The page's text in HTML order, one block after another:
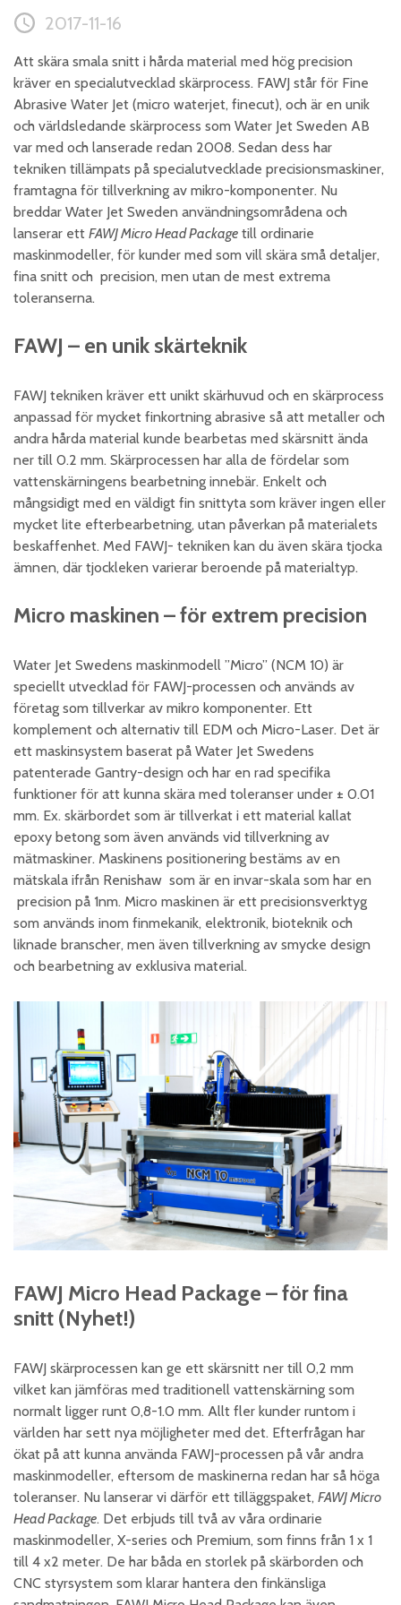
2017-11-16
Att skära smala snitt i hårda material med hög precision
kräver en specialutvecklad skärprocess. FAWJ står för Fine
Abrasive Water Jet (micro waterjet, finecut), och är en unik
och världsledande skärprocess som Water Jet Sweden AB
var med och lanserade redan 2008. Sedan dess har
tekniken tillämpats på specialutvecklade precisionsmaskiner,
framtagna för tillverkning av mikro-komponenter. Nu
breddar Water Jet Sweden användningsområdena och
lanserar ett FAWJ Micro Head Package till ordinarie
maskinmodeller, för kunder med som vill skära små detaljer,
fina snitt och precision, men utan de mest extrema
toleranserna.
FAWJ – en unik skärteknik
FAWJ tekniken kräver ett unikt skärhuvud och en skärprocess
anpassad för mycket finkortning abrasive så att metaller och
andra hårda material kunde bearbetas med skärsnitt ända
ner till 0.2 mm. Skärprocessen har alla de fördelar som
vattenskärningens bearbetning innebär. Enkelt och
mångsidigt med en väldigt fin snittyta som kräver ingen eller
mycket lite efterbearbetning, utan påverkan på materialets
beskaffenhet. Med FAWJ- tekniken kan du även skära tjocka
ämnen, där tjockleken varierar beroende på materialtyp.
Micro maskinen – för extrem precision
Water Jet Swedens maskinmodell ”Micro” (NCM 10) är
speciellt utvecklad för FAWJ-processen och används av
företag som tillverkar av mikro komponenter. Ett
komplement och alternativ till EDM och Micro-Laser. Det är
ett maskinsystem baserat på Water Jet Swedens
patenterade Gantry-design och har en rad specifika
funktioner för att kunna skära med toleranser under ± 0.01
mm. Ex. skärbordet som är tillverkat i ett material kallat
epoxy betong som även används vid tillverkning av
mätmaskiner. Maskinens positionering bestäms av en
mätskala ifrån Renishaw som är en invar-skala som har en
precision på 1nm. Micro maskinen är ett precisionsverktyg
som används inom finmekanik, elektronik, bioteknik och
liknade branscher, men även tillverkning av smycke design
och bearbetning av exklusiva material.
FAWJ Micro Head Package – för fina
snitt (Nyhet!)
FAWJ skärprocessen kan ge ett skärsnitt ner till 0,2 mm
vilket kan jämföras med traditionell vattenskärning som
normalt ligger runt 0,8-1.0 mm. Allt fler kunder runtom i
världen har sett nya möjligheter med det. Efterfrågan har
ökat på att kunna använda FAWJ-processen på vår andra
maskinmodeller, eftersom de maskinerna redan har så höga
toleranser. Nu lanserar vi därför ett tilläggspaket, FAWJ Micro
Head Package. Det erbjuds till två av våra ordinarie
maskinmodeller, X-series och Premium, som finns från 1 x 1
till 4 x2 meter. De har båda en storlek på skärborden och
CNC styrsystem som klarar hantera den finkänsliga
trämaterial
Om WJS
Eventkalender
Arbeta hos WJS
Bli representant
Spare Parts Login
Kontakta oss